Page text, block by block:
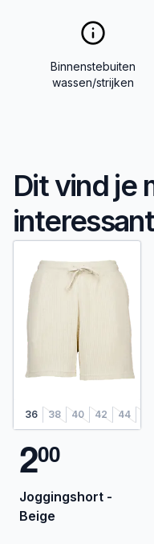
Binnenstebuiten
wassen/strijken
Dit vind je
interessant
36 38 40 42 44
200
Joggingshort -
Beige